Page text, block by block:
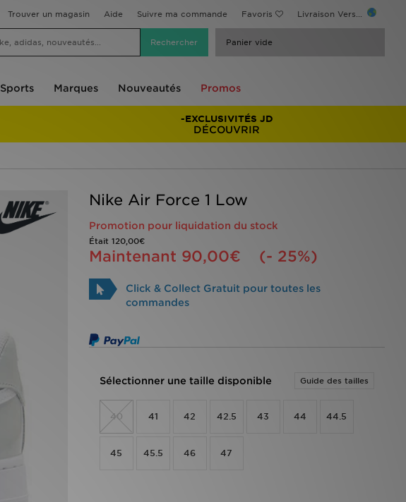
Trouver un magasin Aide Suivre ma commande Favoris Livraison Vers...
Panier vide
Sports Marques Nouveautés Promos
-EXCLUSIVITÉS JD
DÉCOUVRIR
Nike Air Force 1 Low
Promotion pour liquidation du stock
Était 120,00€
Maintenant 90,00€ (- 25%)
Click & Collect Gratuit pour toutes les
commandes
Sélectionner une taille disponible Guide des tailles
40 41 42 42.5 43 44 44.5
45 45.5 46 47